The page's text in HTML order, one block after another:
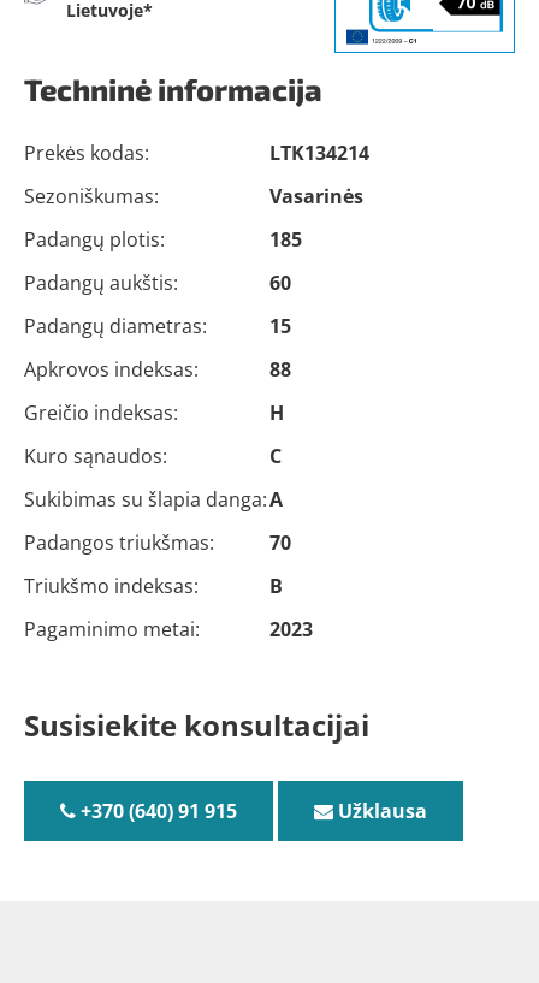
Lietuvoje*
Techninė informacija
Prekės kodas:
LTK134214
Sezoniškumas:
Vasarinės
Padangų plotis:
185
Padangų aukštis:
60
Padangų diametras:
15
Apkrovos indeksas:
88
Greičio indeksas:
H
Kuro sąnaudos:
C
Sukibimas su šlapia danga:A
Padangos triukšmas:
70
Triukšmo indeksas:
B
Pagaminimo metai:
2023
Susisiekite konsultacijai
+370 (640) 91 915 Užklausa